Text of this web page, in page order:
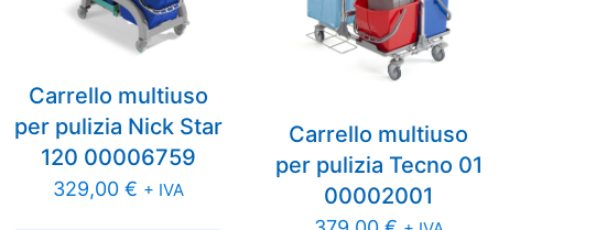
Carrello multiuso
per pulizia Nick Star
120 00006759
329,00€ + IVA
Carrello multiuso
per pulizia Tecno 01
00002001